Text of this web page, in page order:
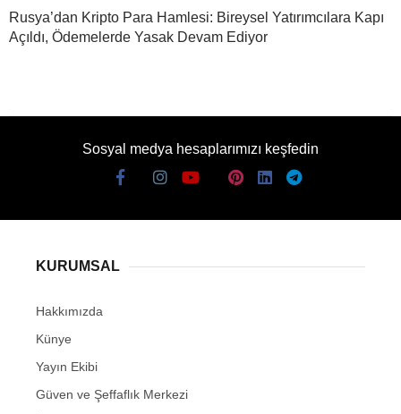
Rusya’dan Kripto Para Hamlesi: Bireysel Yatırımcılara Kapı
Açıldı, Ödemelerde Yasak Devam Ediyor
Sosyal medya hesaplarımızı keşfedin
KURUMSAL
Hakkımızda
Künye
Yayın Ekibi
Güven ve Şeffaflık Merkezi